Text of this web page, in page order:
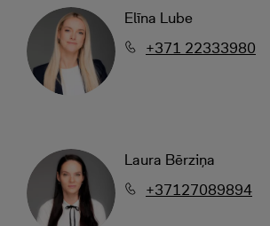
Elīna Lube
+371 22333980
Laura Bērziņa
+37127089894